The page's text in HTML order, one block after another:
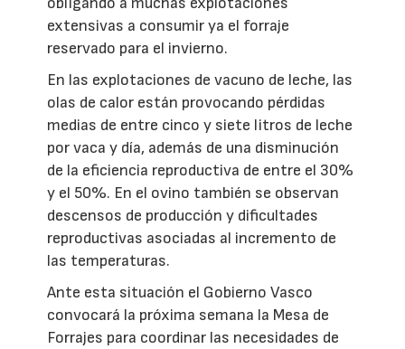
extensivas a consumir ya el forraje
reservado para el invierno.
En las explotaciones de vacuno de leche, las
olas de calor están provocando pérdidas
medias de entre cinco y siete litros de leche
por vaca y día, además de una disminución
de la eficiencia reproductiva de entre el 30%
y el 50%. En el ovino también se observan
descensos de producción y dificultades
reproductivas asociadas al incremento de
las temperaturas.
Ante esta situación el Gobierno Vasco
convocará la próxima semana la Mesa de
Forrajes para coordinar las necesidades de